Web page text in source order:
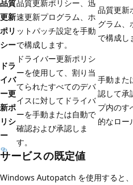
品質
更新
ポリ
シー
品質更新ポリシー、迅
速更新プログラム、ホ
ットパッチ設定を手動
で構成します。
品質更新
グラム、
で構成し
ドラ
イバ
ー更
新ポ
リシ
ー
ドライバー更新ポリシ
ーを使用して、割り当
てられたすべてのデバ
イスに対してドライバ
ーを手動または自動で
確認および承認しま
す。
手動また
認して承
プ内のす
的なロー
サービスの既定値
Windows Autopatch を使用すると